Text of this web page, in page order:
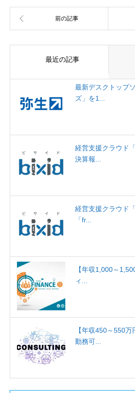
最近の記事
最新デスクトップ
ズ」を1...
経営支援クラウド
決算報...
経営支援クラウド
「fr...
【年収1,000～
ィ...
【年収450～550
勤務可...